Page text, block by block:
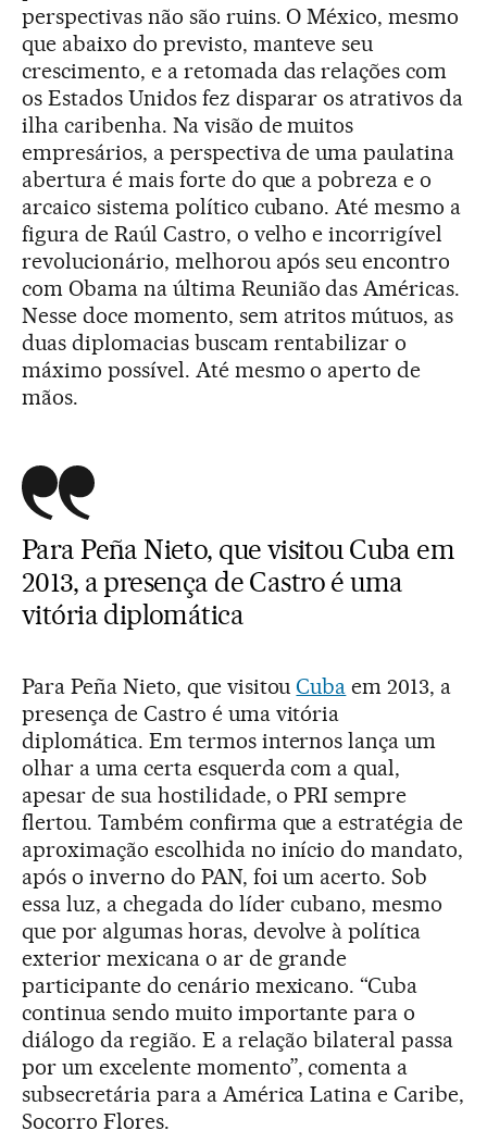
perspectivas não são ruins. O México, mesmo
que abaixo do previsto, manteve seu
crescimento, e a retomada das relações com
os Estados Unidos fez disparar os atrativos da
ilha caribenha. Na visão de muitos
empresários, a perspectiva de uma paulatina
abertura é mais forte do que a pobreza e o
arcaico sistema político cubano. Até mesmo a
figura de Raúl Castro, o velho e incorrigível
revolucionário, melhorou após seu encontro
com Obama na última Reunião das Américas.
Nesse doce momento, sem atritos mútuos, as
duas diplomacias buscam rentabilizar o
máximo possível. Até mesmo o aperto de
mãos.
Para Peña Nieto, que visitou Cuba em
2013, a presença de Castro é uma
vitória diplomática
Para Peña Nieto, que visitouCuba em 2013, a
presença de Castro é uma vitória
diplomática. Em termos internos lança um
olhar a uma certa esquerda com a qual,
apesar de sua hostilidade, o PRI sempre
flertou. Também confirma que a estratégia de
aproximação escolhida no início do mandato,
após o inverno do PAN, foi um acerto. Sob
essa luz, a chegada do líder cubano, mesmo
que por algumas horas, devolve à política
exterior mexicana o ar de grande
participante do cenário mexicano. “Cuba
continua sendo muito importante para o
diálogo da região. E a relação bilateral passa
por um excelente momento”, comenta a
subsecretária para a América Latina e Caribe,
Socorro Flores.